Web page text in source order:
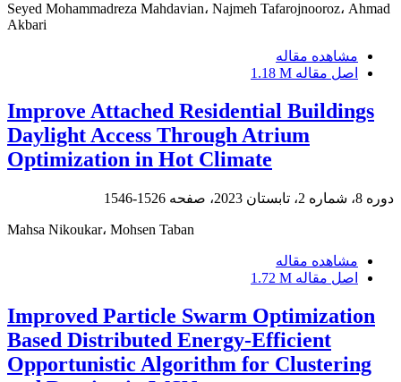
Seyed Mohammadreza Mahdavian، Najmeh Tafarojnooroz، Ahmad
Akbari
مشاهده مقاله
اصل مقاله 1.18 M
Improve Attached Residential Buildings
Daylight Access Through Atrium
Optimization in Hot Climate
دوره 8، شماره 2، تابستان 2023، صفحه 1526-1546
Mahsa Nikoukar، Mohsen Taban
مشاهده مقاله
اصل مقاله 1.72 M
Improved Particle Swarm Optimization
Based Distributed Energy-Efficient
Opportunistic Algorithm for Clustering